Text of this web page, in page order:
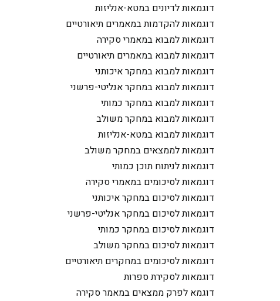
דוגמאות לדיונים במטא-אנליזות
דוגמאות להקדמות במאמרים תיאורטיים
דוגמאות למבוא במאמרי סקירה
דוגמאות למבוא במאמרים תיאורטיים
דוגמאות למבוא במחקר איכותני
דוגמאות למבוא במחקר אנליטי-פרשני
דוגמאות למבוא במחקר כמותי
דוגמאות למבוא במחקר משולב
דוגמאות למבוא במטא-אנליזות
דוגמאות לממצאים במחקר משולב
דוגמאות לניתוח תוכן כמותי
דוגמאות לסיכומים במאמרי סקירה
דוגמאות לסיכום במחקר איכותני
דוגמאות לסיכום במחקר אנליטי-פרשני
דוגמאות לסיכום במחקר כמותי
דוגמאות לסיכום במחקר משולב
דוגמאות לסיכומים במחקרים תיאורטיים
דוגמאות לסקירת ספרות
דוגמא לפרק ממצאים במאמר סקירה